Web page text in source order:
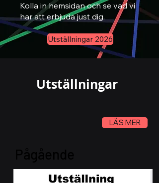
Kolla in hemsidan och se vad vi
har att erbjuda just dig.
Utställningar 2026
Utställningar
LÄS MER